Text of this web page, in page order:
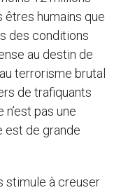
êtres humains que
des conditions
au destin de
terrorisme brutal
de trafiquants
pas une
est de grande
stimule à creuser